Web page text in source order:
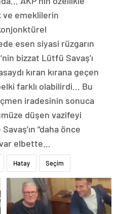
ve emeklilerin
esen siyasi rüzgarın
bizzat Lütfü Savaş’ı
kıran kırana geçen
farklı olabilirdi… Bu
iradesinin sonuca
düşen vazifeyi
“daha önce
elbette…
Hatay Seçim